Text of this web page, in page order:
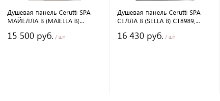
Душевая панель Cerutti SPA
МАЙЕЛЛА B (MAIELLA B)
130х35 см
15 500 руб. / шт
Душевая панель Cerutti SPA
СЕЛЛА B (SELLA B) CT8989,
16 430 руб. / шт